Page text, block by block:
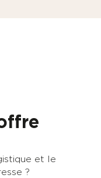
et le
?
:
sur l'emploi
donées personnelles
tout moment en